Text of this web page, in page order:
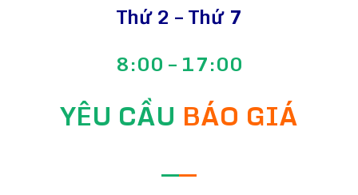
Thứ 2 – Thứ 7
8:00 – 17:00
YÊU CẦU BÁO GIÁ
——